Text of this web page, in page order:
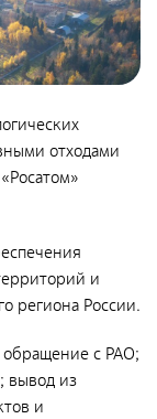
отходами
и
региона России.
обращение с РАО;
вывод из
и